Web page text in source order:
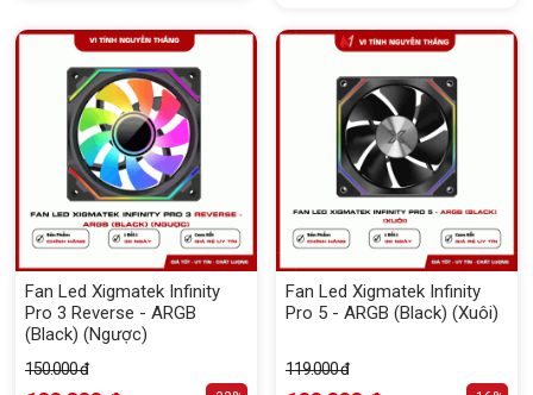
Fan Led Xigmatek Infinity
Pro 3 Reverse - ARGB
(Black) (Ngược)
150.000 đ
Fan Led Xigmatek Infinity
Pro 5 - ARGB (Black) (Xuôi)
119.000 đ